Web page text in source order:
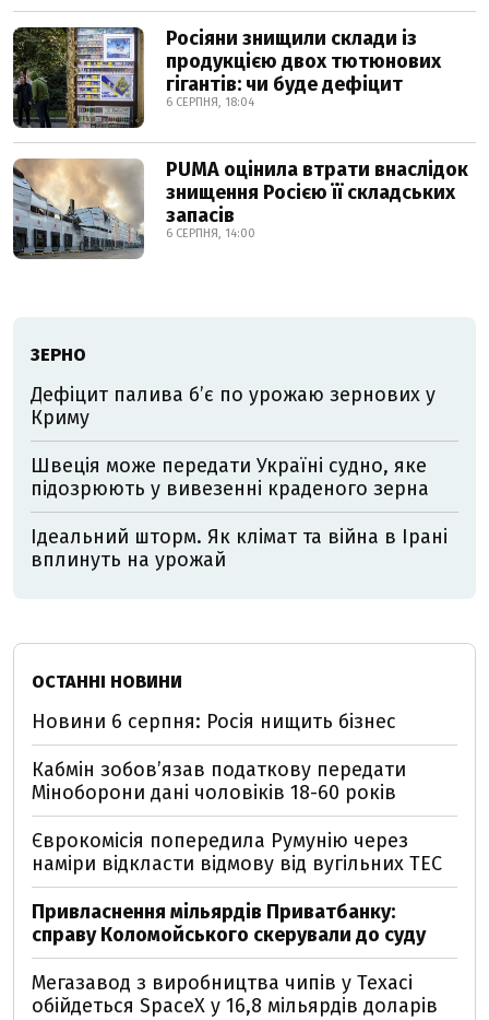
Росіяни знищили склади із
продукцією двох тютюнових
гігантів: чи буде дефіцит
6 СЕРПНЯ, 18:04
PUMA оцінила втрати внаслідок
знищення Росією її складських
запасів
6 СЕРПНЯ, 14:00
ЗЕРНО
Дефіцит палива б’є по урожаю зернових у
Криму
Швеція може передати Україні судно, яке
підозрюють у вивезенні краденого зерна
Ідеальний шторм. Як клімат та війна в Ірані
вплинуть на урожай
ОСТАННІ НОВИНИ
Новини 6 серпня: Росія нищить бізнес
Кабмін зобовʼязав податкову передати
Міноборони дані чоловіків 18-60 років
Єврокомісія попередила Румунію через
наміри відкласти відмову від вугільних ТЕС
Привласнення мільярдів Приватбанку:
справу Коломойського скерували до суду
Мегазавод з виробництва чипів у Техасі
обійдеться SpaceX у 16,8 мільярдів доларів